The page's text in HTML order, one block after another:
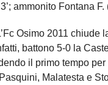
ammonito Fontana
Osimo 2011 chiude
battono 5-0 la
il primo tempo
Malatesta e